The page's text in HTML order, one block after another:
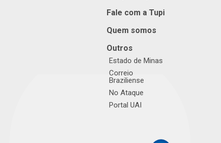
Fale com a Tupi
Quem somos
Outros
Estado de Minas
Correio
Braziliense
No Ataque
Portal UAI